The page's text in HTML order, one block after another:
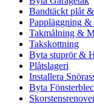
Bandtäckt plåt
Pappläggning &
Takmålning &
Takskottning
Byta stuprör &
Plåtslageri
Installera
Byta